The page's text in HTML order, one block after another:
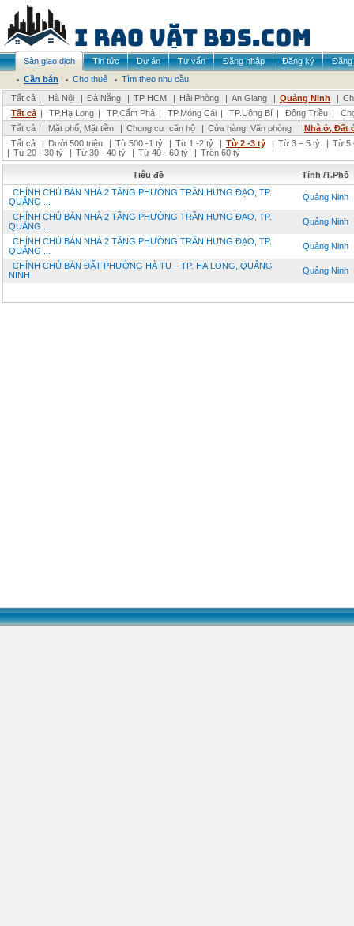
Sàn giao dịch Tin tức Dự án Tư vấn Đăng nhập Đăng ký
Đăng
Cần bán
Cho thuê
Tìm theo nhu cầu
Tất cả
| Hà Nội | Đà Nẵng | TP HCM | Hải Phòng | An Giang | Quảng Ninh |
Tất cả | TP.Hạ Long | TP.Cẩm Phả | TP.Móng Cái | TP.Uông Bí | Đông Triều |
Tất cả
| Mặt phố, Mặt tiền | Chung cư ,căn hộ | Cửa hàng, Văn phòng | Nhà ở, Đất
Tất cả
| Dưới 500 triệu | Từ 500 -1 tỷ | Từ 1 -2 tỷ | Từ 2 -3 tỷ | Từ 3 – 5 tỷ | Từ 5
| Từ 20 - 30 tỷ | Từ 30 - 40 tỷ | Từ 40 - 60 tỷ | Trên 60 tỷ
Tiêu đề
Tỉnh /T.Phố
CHÍNH CHỦ BÁN NHÀ 2 TẦNG PHƯỜNG TRẦN HƯNG ĐẠO, TP.
QUẢNG ...
Quảng Ninh
CHÍNH CHỦ BÁN NHÀ 2 TẦNG PHƯỜNG TRẦN HƯNG ĐẠO, TP.
QUẢNG ...
Quảng Ninh
CHÍNH CHỦ BÁN NHÀ 2 TẦNG PHƯỜNG TRẦN HƯNG ĐẠO, TP.
QUẢNG ...
Quảng Ninh
CHÍNH CHỦ BÁN ĐẤT PHƯỜNG HÀ TU – TP. HẠ LONG, QUẢNG
NINH
Quảng Ninh